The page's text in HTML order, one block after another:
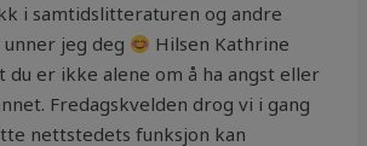
i samtidslitteraturen og andre
jeg deg
Hilsen Kathrine
du er ikke alene om å ha angst eller
Fredagskvelden drog vi i gang
nettstedets funksjon kan